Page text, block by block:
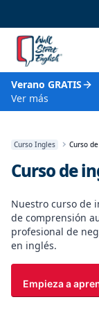
Verano GRATIS
Ver más
Curso Ingles Curso
Curso de
Nuestro curso de
de comprensión
profesional de
en inglés.
Empieza a